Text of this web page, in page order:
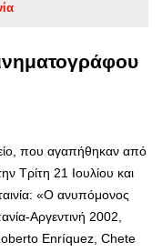
που αγαπήθηκαν από
Τρίτη 21 Ιουλίου και
«Ο ανυπόμονος
Αργεντινή 2002,
Enríquez, Chete